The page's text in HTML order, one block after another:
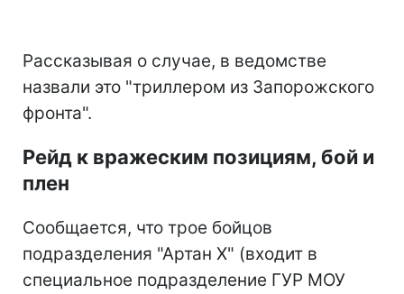
Рассказывая о случае, в ведомстве
назвали это "триллером из Запорожского
фронта".
Рейд к вражеским позициям, бой и
плен
Сообщается, что трое бойцов
подразделения "Артан Х" (входит в
специальное подразделение ГУР МОУ